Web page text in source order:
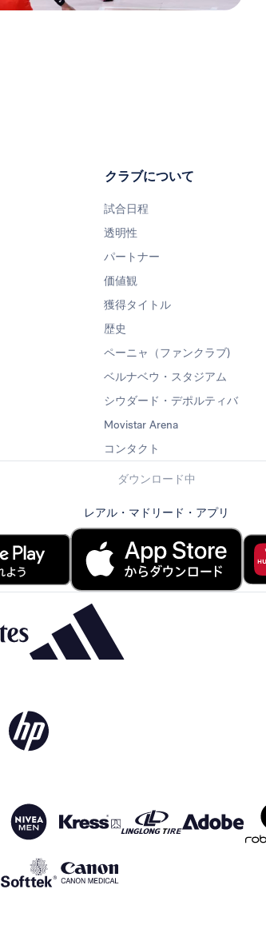
クラブについて
試合日程
透明性
パートナー
価値観
獲得タイトル
歴史
ペーニャ（ファンクラブ)
ベルナベウ・スタジアム
シウダード・デポルティバ
Movistar Arena
コンタクト
ダウンロード中
レアル・マドリード・アプリ